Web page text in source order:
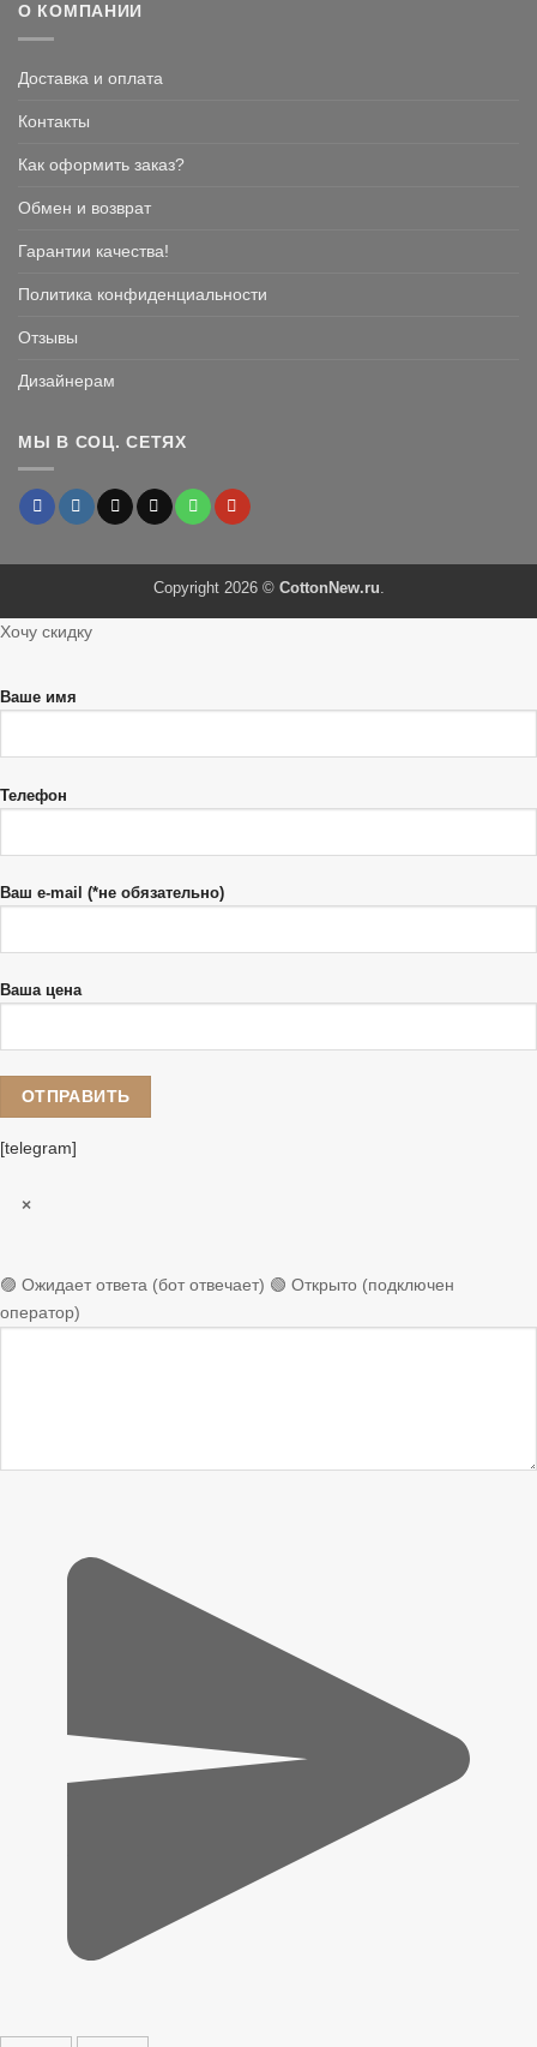
О КОМПАНИИ
Доставка и оплата
Контакты
Как оформить заказ?
Обмен и возврат
Гарантии качества!
Политика конфиденциальности
Отзывы
Дизайнерам
МЫ В СОЦ. СЕТЯХ
Copyright 2026 © CottonNew.ru.
Хочу скидку
Ваше имя
Телефон
Ваш e-mail (*не обязательно)
Ваша цена
[telegram]
×
🟣 Ожидает ответа (бот отвечает) 🟢 Открыто (подключен
оператор)